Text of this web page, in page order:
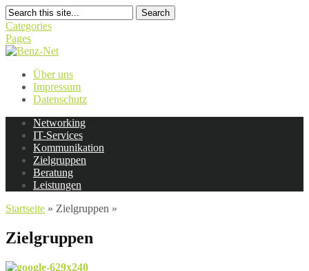
Search
Categories
Pages
Über uns
Impressum
Datenschutz
Networking
IT-Services
Kommunikation
Zielgruppen
Beratung
Leistungen
Startseite » Zielgruppen »
Zielgruppen